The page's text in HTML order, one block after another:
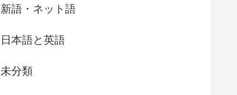
新語・ネット語
日本語と英語
未分類